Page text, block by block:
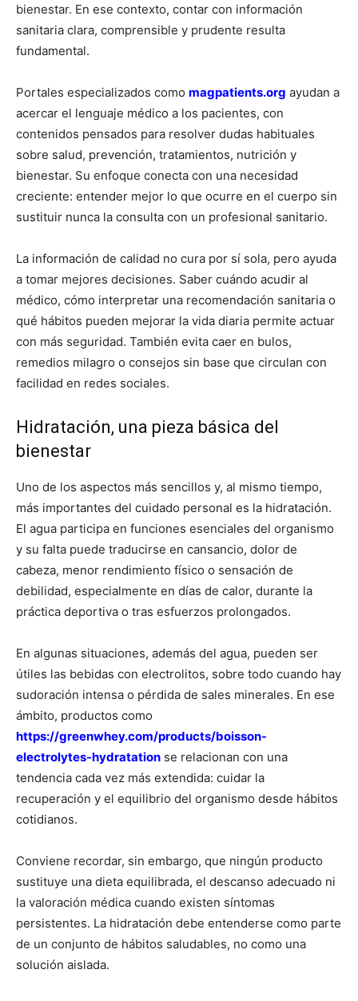
bienestar. En ese contexto, contar con información
sanitaria clara, comprensible y prudente resulta
fundamental.
Portales especializados como magpatients.org ayudan a
acercar el lenguaje médico a los pacientes, con
contenidos pensados para resolver dudas habituales
sobre salud, prevención, tratamientos, nutrición y
bienestar. Su enfoque conecta con una necesidad
creciente: entender mejor lo que ocurre en el cuerpo sin
sustituir nunca la consulta con un profesional sanitario.
La información de calidad no cura por sí sola, pero ayuda
a tomar mejores decisiones. Saber cuándo acudir al
médico, cómo interpretar una recomendación sanitaria o
qué hábitos pueden mejorar la vida diaria permite actuar
con más seguridad. También evita caer en bulos,
remedios milagro o consejos sin base que circulan con
facilidad en redes sociales.
Hidratación, una pieza básica del
bienestar
Uno de los aspectos más sencillos y, al mismo tiempo,
más importantes del cuidado personal es la hidratación.
El agua participa en funciones esenciales del organismo
y su falta puede traducirse en cansancio, dolor de
cabeza, menor rendimiento físico o sensación de
debilidad, especialmente en días de calor, durante la
práctica deportiva o tras esfuerzos prolongados.
En algunas situaciones, además del agua, pueden ser
útiles las bebidas con electrolitos, sobre todo cuando hay
sudoración intensa o pérdida de sales minerales. En ese
ámbito, productos como
https://greenwhey.com/products/boisson-
electrolytes-hydratation se relacionan con una
tendencia cada vez más extendida: cuidar la
recuperación y el equilibrio del organismo desde hábitos
cotidianos.
Conviene recordar, sin embargo, que ningún producto
sustituye una dieta equilibrada, el descanso adecuado ni
la valoración médica cuando existen síntomas
persistentes. La hidratación debe entenderse como parte
de un conjunto de hábitos saludables, no como una
solución aislada.